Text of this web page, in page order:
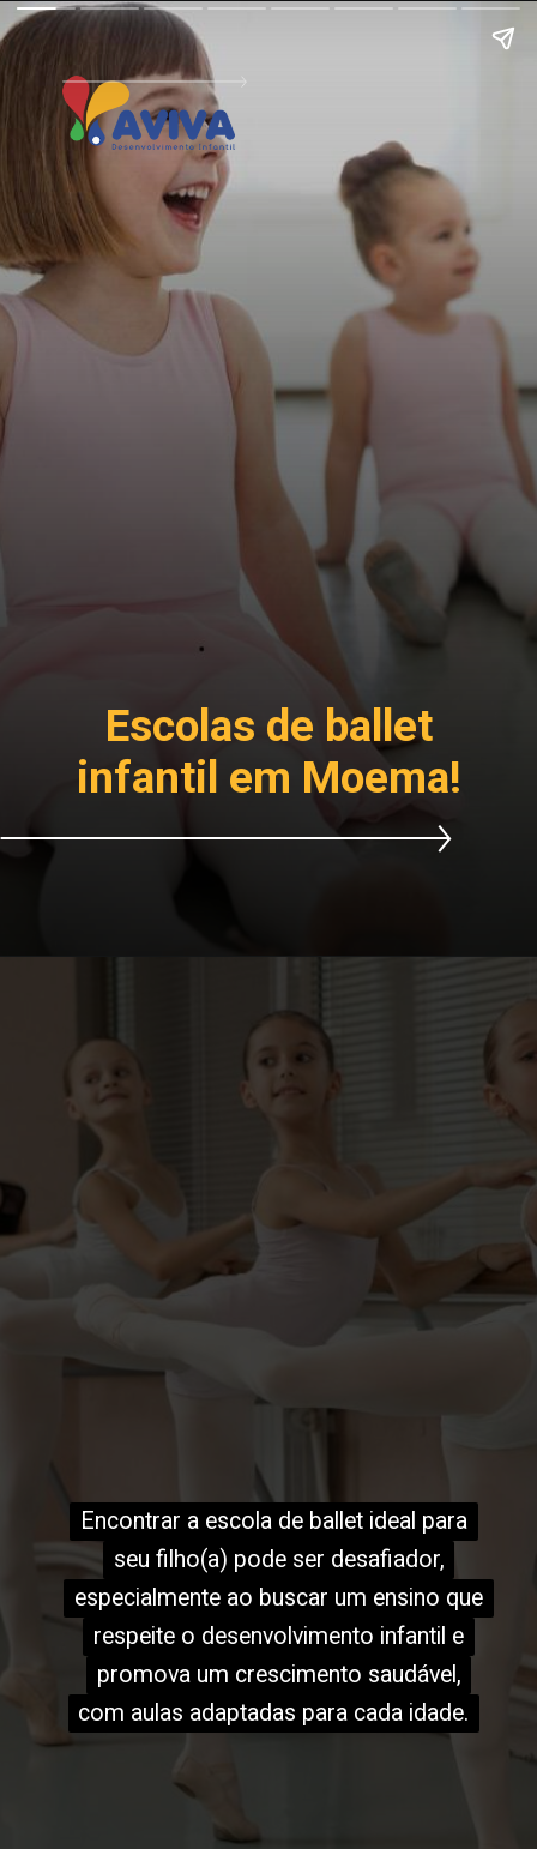
Escolas de ballet
infantil em Moema!
Encontrar a escola de ballet ideal para
seu filho(a) pode ser desafiador,
especialmente ao buscar um ensino que
respeite o desenvolvimento infantil e
promova um crescimento saudável,
com aulas adaptadas para cada idade.
Encontrar a escola de ballet ideal para
seu filho(a) pode ser desafiador,
especialmente ao buscar um ensino que
respeite o desenvolvimento infantil e
promova um crescimento saudável,
com aulas adaptadas para cada idade.